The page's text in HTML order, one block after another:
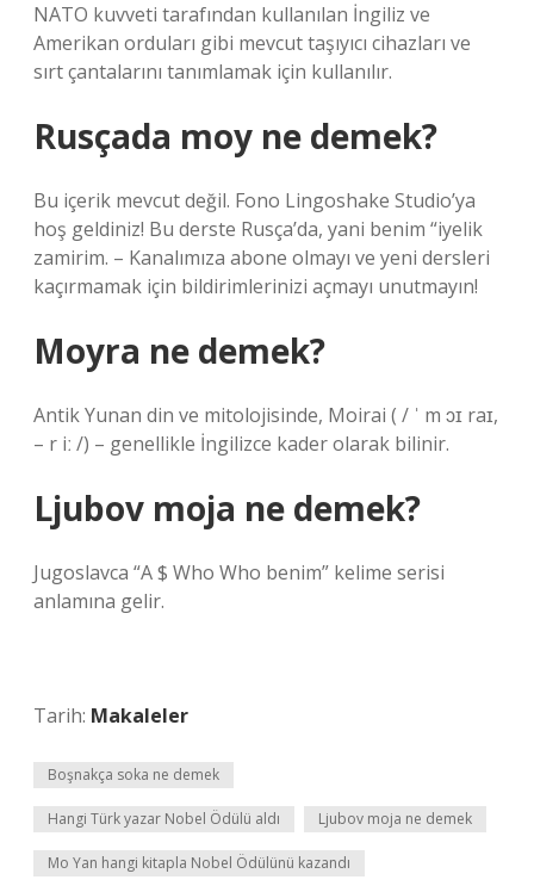
NATO kuvveti tarafından kullanılan İngiliz ve
Amerikan orduları gibi mevcut taşıyıcı cihazları ve
sırt çantalarını tanımlamak için kullanılır.
Rusçada moy ne demek?
Bu içerik mevcut değil. Fono Lingoshake Studio’ya
hoş geldiniz! Bu derste Rusça’da, yani benim “iyelik
zamirim. – Kanalımıza abone olmayı ve yeni dersleri
kaçırmamak için bildirimlerinizi açmayı unutmayın!
Moyra ne demek?
Antik Yunan din ve mitolojisinde, Moirai ( / ˈ m ɔɪ raɪ,
– r iː /) – genellikle İngilizce kader olarak bilinir.
Ljubov moja ne demek?
Jugoslavca “A $ Who Who benim” kelime serisi
anlamına gelir.
Tarih: Makaleler
Boşnakça soka ne demek
Hangi Türk yazar Nobel Ödülü aldı Ljubov moja ne demek
Mo Yan hangi kitapla Nobel Ödülünü kazandı